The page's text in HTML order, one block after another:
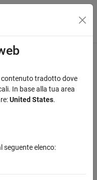
navigazione
contenuto tradotto dove
In base alla tua area
United States.
seguente elenco: